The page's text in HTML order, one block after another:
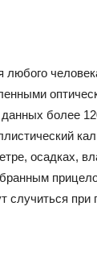
любого
более
осадках,
случиться при